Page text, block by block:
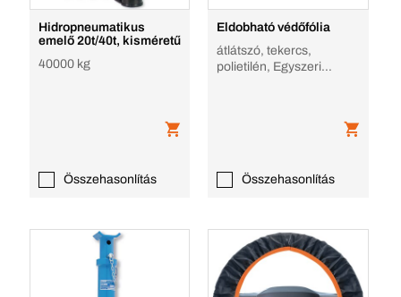
Hidropneumatikus
emelő 20t/40t, kisméretű
40000 kg
Összehasonlítás
Eldobható védőfólia
átlátszó, tekercs,
polietilén, Egyszeri
Összehasonlítás